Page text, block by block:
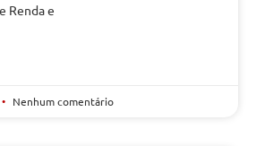
Renda e
Nenhum comentário